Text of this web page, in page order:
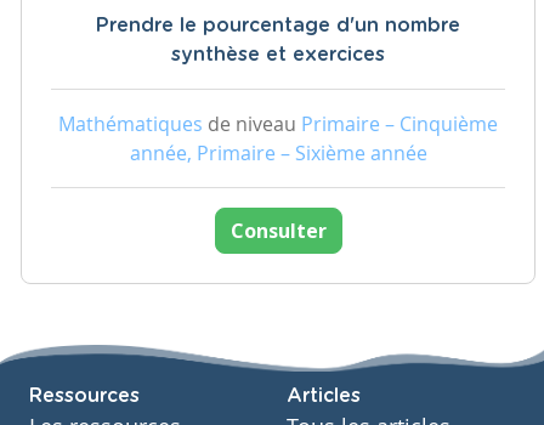
Prendre le pourcentage d'un nombre
synthèse et exercices
Mathématiques de niveau Primaire – Cinquième
année, Primaire – Sixième année
Consulter
Ressources Articles